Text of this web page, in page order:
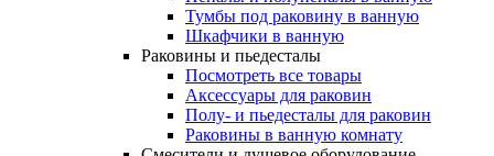
Тумбы под раковину в ванную
Шкафчики в ванную
Раковины и пьедесталы
Посмотреть все товары
Аксессуары для раковин
Полу- и пьедесталы для раковин
Раковины в ванную комнату